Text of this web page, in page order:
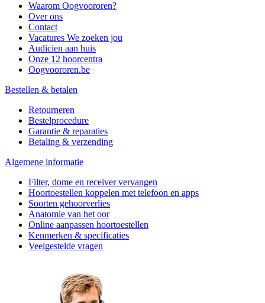
Waarom Oogvoororen?
Over ons
Contact
Vacatures We zoeken jou
Audicien aan huis
Onze 12 hoorcentra
Oogvoororen.be
Bestellen & betalen
Retourneren
Bestelprocedure
Garantie & reparaties
Betaling & verzending
Algemene informatie
Filter, dome en receiver vervangen
Hoortoestellen koppelen met telefoon en apps
Soorten gehoorverlies
Anatomie van het oor
Online aanpassen hoortoestellen
Kenmerken & specificaties
Veelgestelde vragen